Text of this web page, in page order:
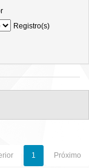
Registro(s)
1 Próximo